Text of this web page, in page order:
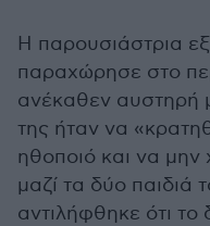
Η παρουσιάστρια
παραχώρησε στο
ανέκαθεν αυστηρή
της ήταν να
ηθοποιό και να
μαζί τα δύο
αντιλήφθηκε ότι το